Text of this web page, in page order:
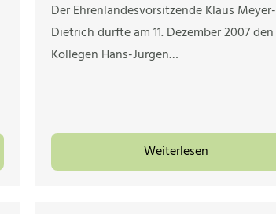
Der Ehrenlandesvorsitzende Klaus Meyer-
Dietrich durfte am 11. Dezember 2007 den
Kollegen Hans-Jürgen…
Weiterlesen